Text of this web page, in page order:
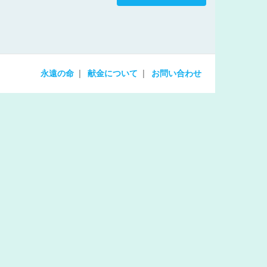
永遠の命 献金について お問い合わせ